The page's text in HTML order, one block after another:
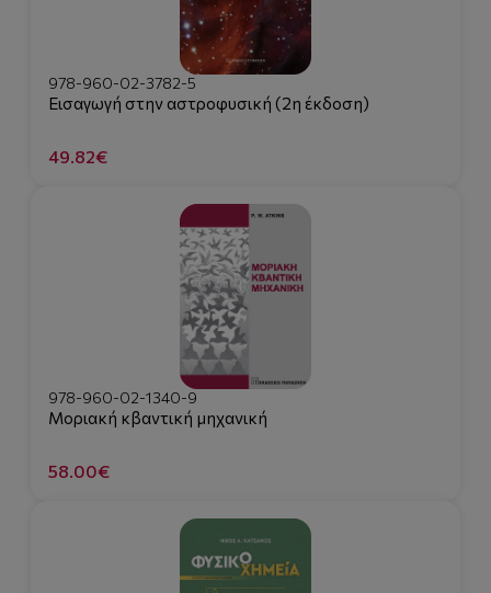
978-960-02-3782-5
Εισαγωγή στην αστροφυσική (2η έκδοση)
49.82€
978-960-02-1340-9
Μοριακή κβαντική μηχανική
58.00€